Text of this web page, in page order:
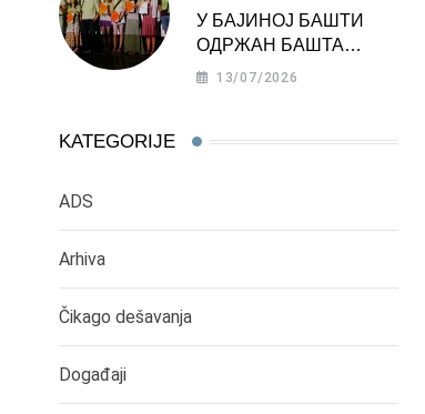
У БАЈИНОЈ БАШТИ
ОДРЖАН БАШТА
ФЕСТ 2026
13/07/2026
KATEGORIJE
ADS
Arhiva
Čikago dešavanja
Događaji